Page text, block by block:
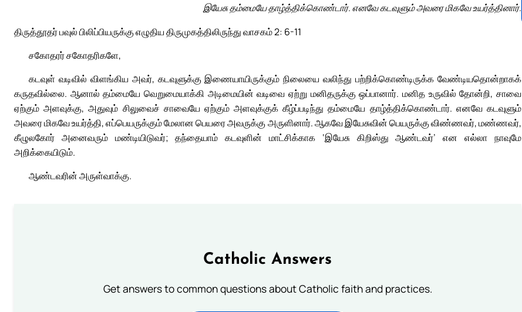
இயேசு தம்மையே தாழ்த்திக்கொண்டார். எனவே கடவுளும் அவரை மிகவே உயர்த்தினார்.
திருத்தூதர் பவுல் பிலிப்பியருக்கு எழுதிய திருமுகத்திலிருந்து வாசகம் 2: 6-11
சகோதரர் சகோதரிகளே,
கடவுள் வடிவில் விளங்கிய அவர், கடவுளுக்கு இணையாயிருக்கும் நிலையை வலிந்து பற்றிக்கொண்டிருக்க வேண்டியதொன்றாகக்
கருதவில்லை. ஆனால் தம்மையே வெறுமையாக்கி அடிமையின் வடிவை ஏற்று மனிதருக்கு ஒப்பானார். மனித உருவில் தோன்றி, சாவை
ஏற்கும் அளவுக்கு, அதுவும் சிலுவைச் சாவையே ஏற்கும் அளவுக்குக் கீழ்ப்படிந்து தம்மையே தாழ்த்திக்கொண்டார். எனவே கடவுளும்
அவரை மிகவே உயர்த்தி, எப்பெயருக்கும் மேலான பெயரை அவருக்கு அருளினார். ஆகவே இயேசுவின் பெயருக்கு விண்ணவர், மண்ணவர்,
கீழுலகோர் அனைவரும் மண்டியிடுவர்; தந்தையாம் கடவுளின் மாட்சிக்காக ‘இயேசு கிறிஸ்து ஆண்டவர்’ என எல்லா நாவுமே
அறிக்கையிடும்.
ஆண்டவரின் அருள்வாக்கு.
Catholic Answers
Get answers to common questions about Catholic faith and practices.